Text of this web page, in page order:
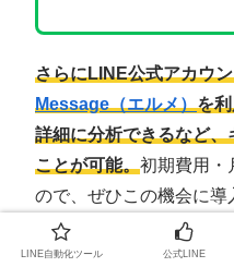
さらにLINE公式アカウ
Message（エルメ）を
詳細に分析できるなど
ことが可能。初期費用・
ので、ぜひこの機会に導
LINE自動化ツール 公式LINE